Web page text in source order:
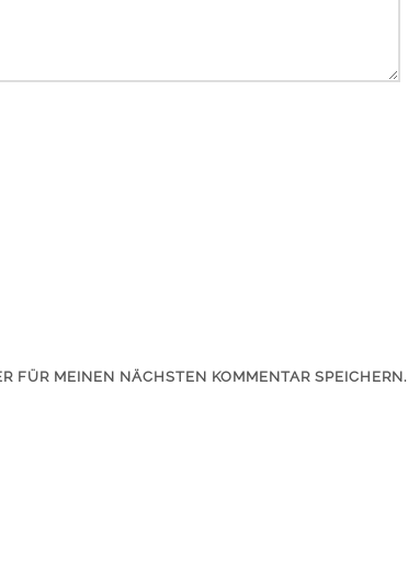
FÜR MEINEN NÄCHSTEN KOMMENTAR SPEICHERN.